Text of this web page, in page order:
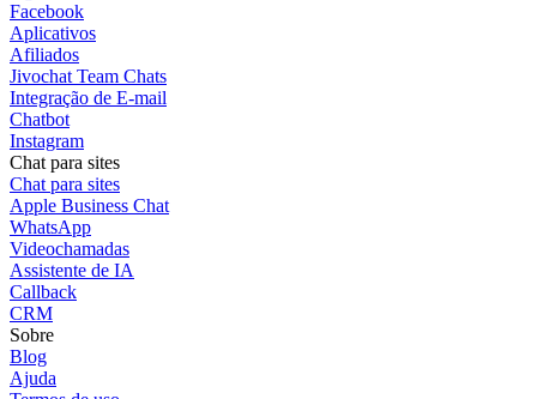
Facebook
Aplicativos
Afiliados
Jivochat Team Chats
Integração de E-mail
Chatbot
Instagram
Chat para sites
Chat para sites
Apple Business Chat
WhatsApp
Videochamadas
Assistente de IA
Callback
CRM
Sobre
Blog
Ajuda